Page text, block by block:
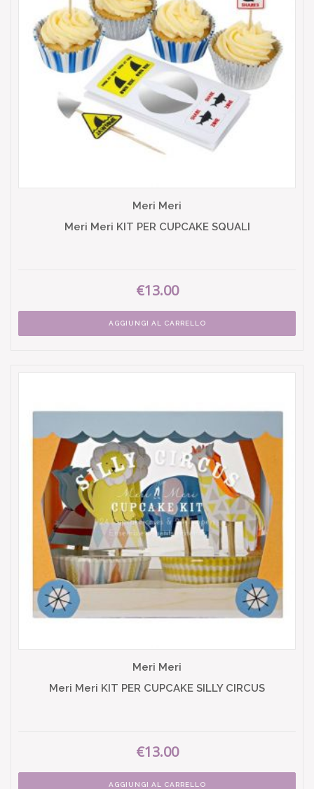
Meri Meri
Meri Meri KIT PER CUPCAKE SQUALI
€13.00
AGGIUNGI AL CARRELLO
Meri Meri
Meri Meri KIT PER CUPCAKE SILLY CIRCUS
€13.00
AGGIUNGI AL CARRELLO